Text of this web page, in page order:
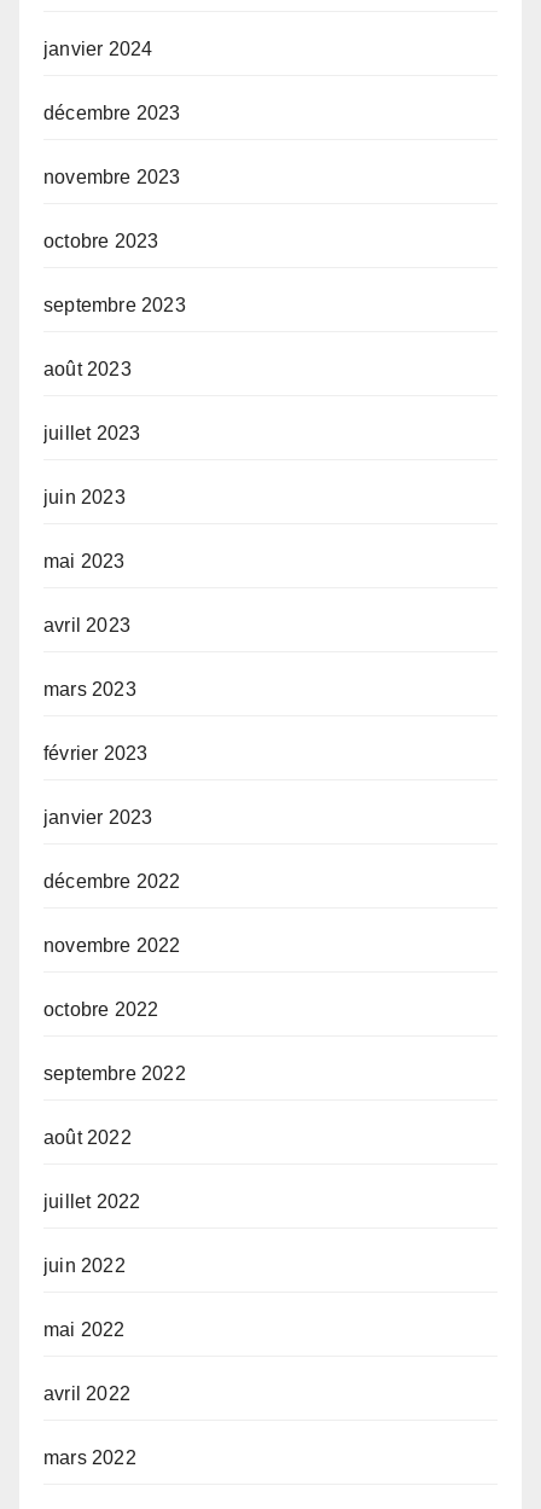
janvier 2024
décembre 2023
novembre 2023
octobre 2023
septembre 2023
août 2023
juillet 2023
juin 2023
mai 2023
avril 2023
mars 2023
février 2023
janvier 2023
décembre 2022
novembre 2022
octobre 2022
septembre 2022
août 2022
juillet 2022
juin 2022
mai 2022
avril 2022
mars 2022